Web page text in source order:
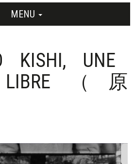
MENU
KISHI, UNE
LIBRE（原